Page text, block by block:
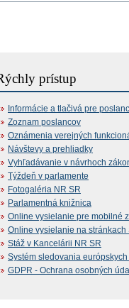
prístup
Informácie a tlačivá pre
Zoznam poslancov
Oznámenia verejných
Návštevy a prehliadky
Vyhľadávanie v návrhoch
Týždeň v parlamente
Fotogaléria NR SR
Parlamentná knižnica
Online vysielanie pre mobilné
Online vysielanie na stránkach
Stáž v Kancelárii NR SR
Systém sledovania
GDPR - Ochrana osobných